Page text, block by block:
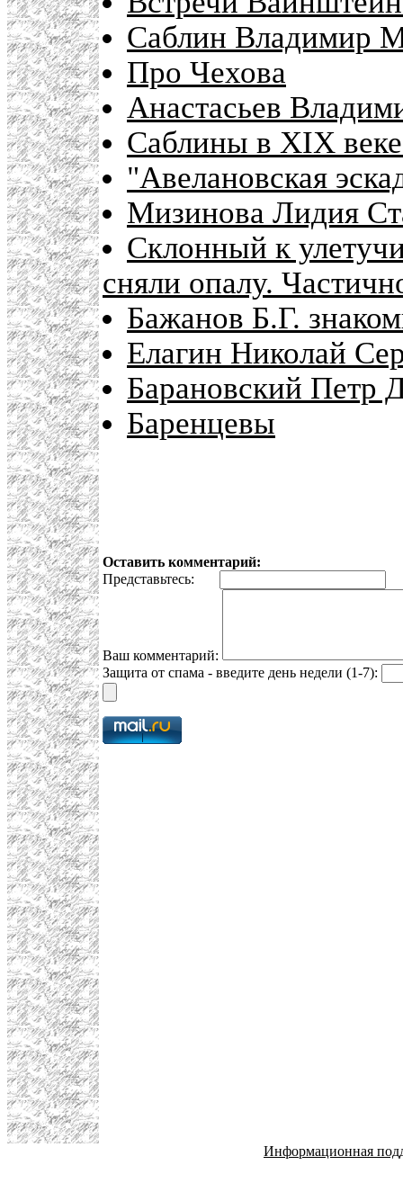
Саблин Владимир
Про Чехова
Анастасьев
Саблины в XIX
"Авелановская
Мизинова Лидия
Склонный к
сняли опалу.
Бажанов Б.Г.
Елагин Николай
Барановский Петр
Баренцевы
Оставить комментарий:
Представьтесь:
Ваш комментарий:
Защита от спама - введите день недели (1-7):
Информационная